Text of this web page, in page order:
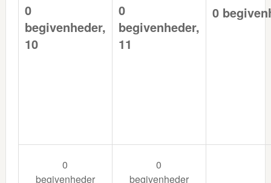
0
begivenheder,
10
0
begivenheder,
11
0
0
begivenheder
0
begivenheder